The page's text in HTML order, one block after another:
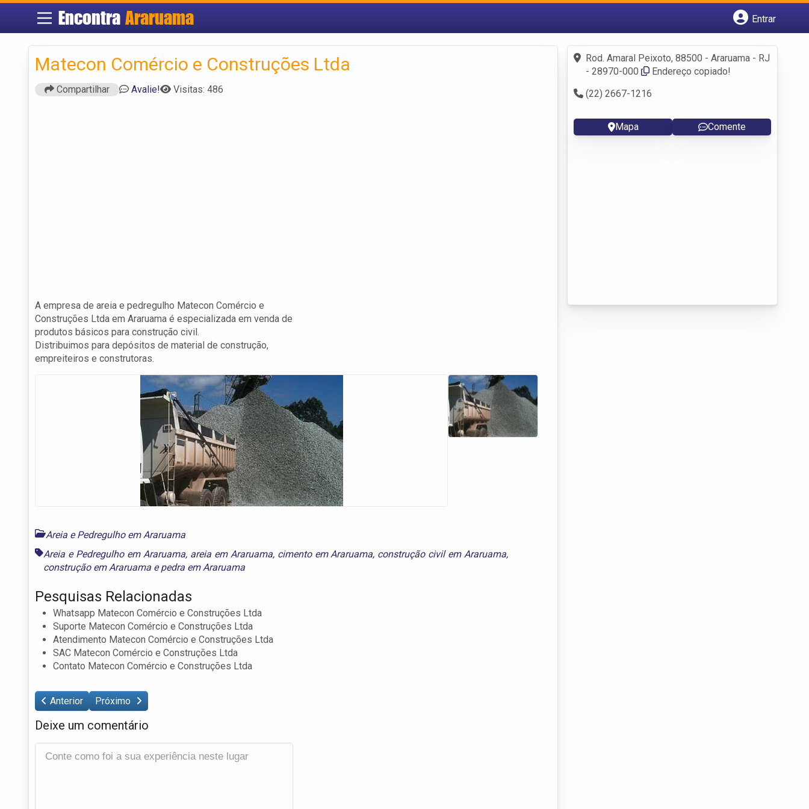
EncontraAraruama
Entrar
Fazer login
Criar conta
Matecon Comércio e Construções Ltda
Compartilhar Avalie! Visitas: 486
A empresa de areia e pedregulho Matecon Comércio e
Construções Ltda em Araruama é especializada em venda de
produtos básicos para construção civil.
Distribuimos para depósitos de material de construção,
empreiteiros e construtoras.
Areia e Pedregulho em Araruama
Areia e Pedregulho em Araruama, areia em Araruama, cimento em Araruama, construção civil em Araruama,
construção em Araruama epedra em Araruama
Pesquisas Relacionadas
Whatsapp Matecon Comércio e Construções Ltda
Suporte Matecon Comércio e Construções Ltda
Atendimento Matecon Comércio e Construções Ltda
SAC Matecon Comércio e Construções Ltda
Contato Matecon Comércio e Construções Ltda
Anterior Próximo
Deixe um comentário
Rod. Amaral Peixoto, 88500 - Araruama - RJ
- 28970-000
Endereço copiado!
(22) 2667-1216
Mapa Comente